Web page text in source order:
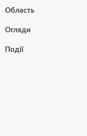
Область
Огляди
Події